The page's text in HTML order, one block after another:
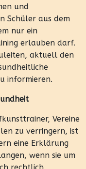
und
Schüler aus dem
nur ein
erlauben darf.
aktuell den
informieren.
Vereine
zu verringern, ist
eine Erklärung
wenn sie um